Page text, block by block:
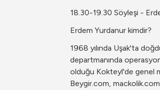
18.30-19.30 Söyleşi -
Erdem Yurdanur kimdir?
1968 yılında Uşak'ta
departmanında
olduğu Kokteyl'de genel
Beygir.com,